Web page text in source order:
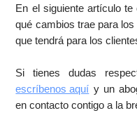
En el siguiente artículo
qué cambios trae para
que tendrá para los
Si tienes dudas
escríbenos aquí y un
en contacto contigo a la